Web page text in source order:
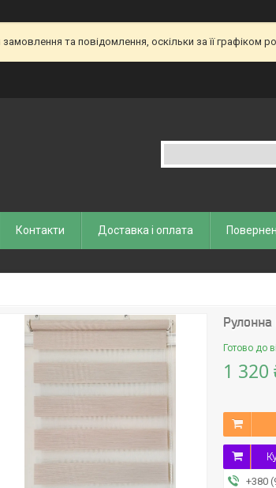
та повідомлення, оскільки за її графіком
Контакти Доставка і оплата
Готово до
1 320
+380